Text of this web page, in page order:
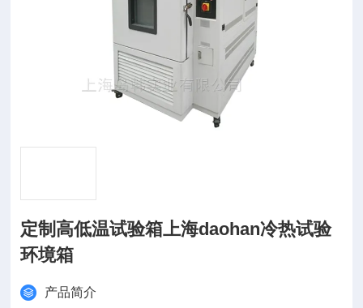
定制高低温试验箱上海daohan冷热试验
环境箱
产品简介